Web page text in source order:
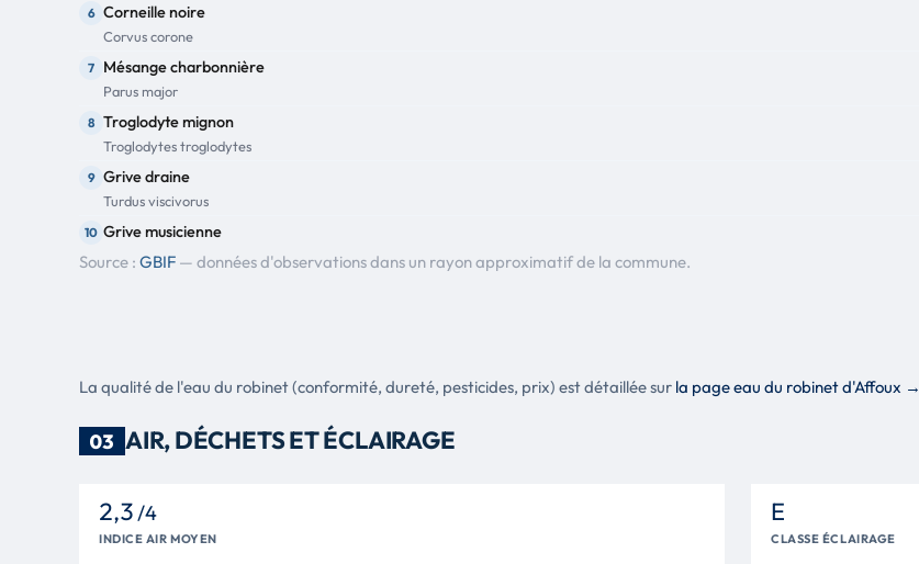
6 Corneille noire
Corvus corone
7 Mésange charbonnière
Parus major
8 Troglodyte mignon
Troglodytes troglodytes
9 Grive draine
Turdus viscivorus
10 Grive musicienne
Turdus philomelos
13 Geai des chênes
14 Buse variable
Mésange noire
Source : GBIF — données d'observations dans un rayon approximatif de la commune.
La qualité de l'eau du robinet (conformité, dureté, pesticides, prix) est détaillée sur la page eau du robinet d'Affoux →
03 AIR, DÉCHETS ET ÉCLAIRAGE
2,3/4
INDICE AIR MOYEN
E
CLASSE ÉCLAIRAGE